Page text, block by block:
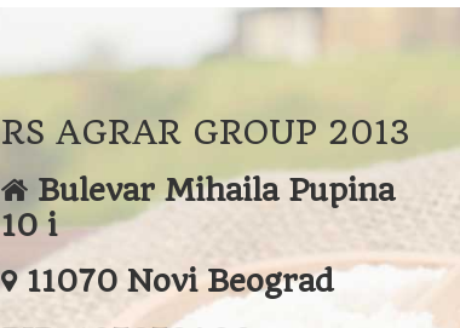
RS AGRAR GROUP 2013
Bulevar Mihaila Pupina
10 i
11070 Novi Beograd